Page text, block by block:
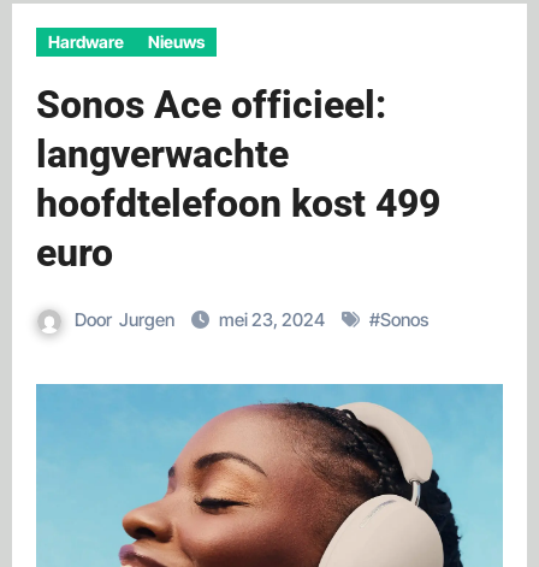
Hardware Nieuws
Sonos Ace officieel:
langverwachte
hoofdtelefoon kost 499
euro
Door Jurgen mei 23, 2024 #Sonos